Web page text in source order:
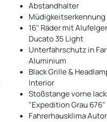
Abstandhalter
Müdigkeitserkennung
16" Räder mit
Ducato 35 Light
Unterfahrschutz in
Aluminium
Black Grille &
Interior
Stoßstange vorne
"Expedition Grau 676"
Fahrerhausklima